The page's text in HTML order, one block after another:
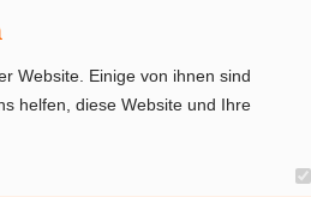
Website. Einige von ihnen sind
helfen, diese Website und Ihre